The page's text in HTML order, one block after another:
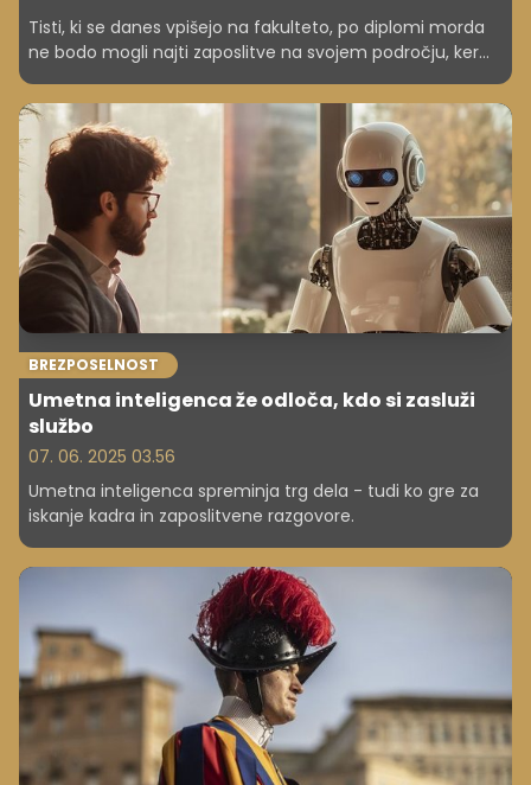
Tisti, ki se danes vpišejo na fakulteto, po diplomi morda
ne bodo mogli najti zaposlitve na svojem področju, ker
bo njihovo delo opravljala umetna inteligenca.
BREZPOSELNOST
Umetna inteligenca že odloča, kdo si zasluži
službo
07. 06. 2025 03.56
Umetna inteligenca spreminja trg dela - tudi ko gre za
iskanje kadra in zaposlitvene razgovore.